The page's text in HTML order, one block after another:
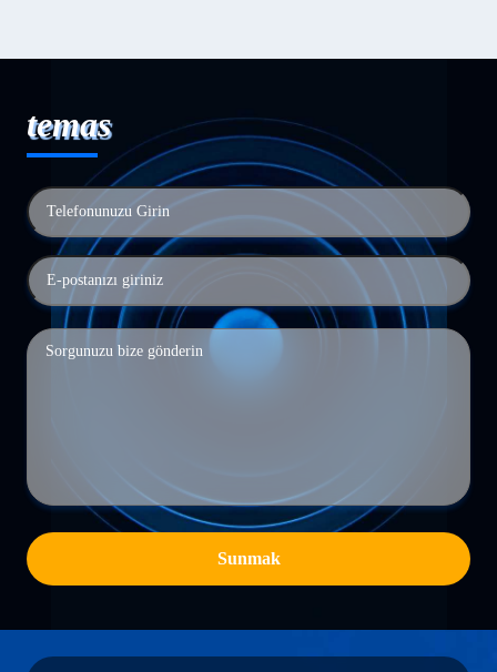
temas
Sunmak